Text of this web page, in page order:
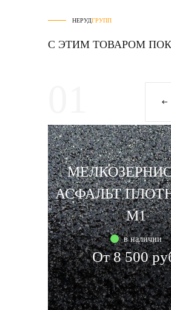
НЕРУДГРУПП
С ЭТИМ ТОВАРОМ
АСФАЛЬТ
М1
в наличии
От 8 500